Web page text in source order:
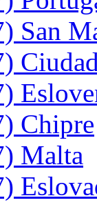
San
Chipre
Malta